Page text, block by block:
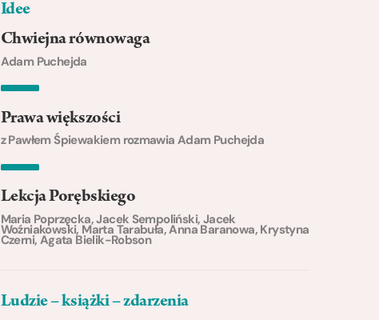
Idee
Chwiejna równowaga
Adam Puchejda
Prawa większości
z Pawłem Śpiewakiem rozmawia Adam Puchejda
Lekcja Porębskiego
Maria Poprzęcka, Jacek Sempoliński, Jacek
Woźniakowski, Marta Tarabuła, Anna Baranowa, Krystyna
Czerni, Agata Bielik-Robson
Ludzie – książki – zdarzenia